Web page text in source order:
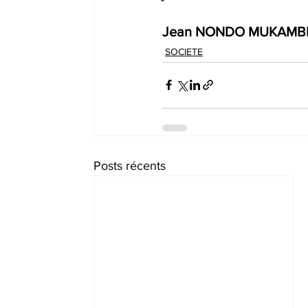
Jean NONDO
SOCIETE
Posts récents